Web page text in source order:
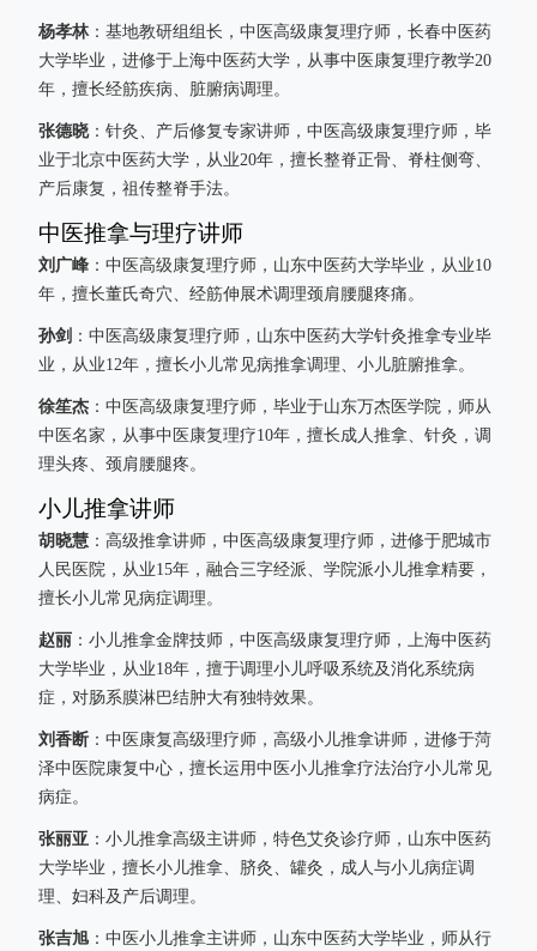
杨孝林：基地教研组组长，中医高级康复理疗师，长春中医药
大学毕业，进修于上海中医药大学，从事中医康复理疗教学20
年，擅长经筋疾病、脏腑病调理。
张德晓：针灸、产后修复专家讲师，中医高级康复理疗师，毕
业于北京中医药大学，从业20年，擅长整脊正骨、脊柱侧弯、
产后康复，祖传整脊手法。
中医推拿与理疗讲师
刘广峰 ：中医高级康复理疗师，山东中医药大学毕业，从业10
年，擅长董氏奇穴、经筋伸展术调理颈肩腰腿疼痛。
孙剑 ：中医高级康复理疗师，山东中医药大学针灸推拿专业毕
业，从业12年，擅长小儿常见病推拿调理、小儿脏腑推拿。
徐笙杰 ：中医高级康复理疗师，毕业于山东万杰医学院，师从
中医名家，从事中医康复理疗10年，擅长成人推拿、针灸，调
理头疼、颈肩腰腿疼。
小儿推拿讲师
胡晓慧 ：高级推拿讲师，中医高级康复理疗师，进修于肥城市
人民医院，从业15年，融合三字经派、学院派小儿推拿精要，
擅长小儿常见病症调理。
赵丽 ：小儿推拿金牌技师，中医高级康复理疗师，上海中医药
大学毕业，从业18年，擅于调理小儿呼吸系统及消化系统病
症，对肠系膜淋巴结肿大有独特效果。
刘香断 ：中医康复高级理疗师，高级小儿推拿讲师，进修于菏
泽中医院康复中心，擅长运用中医小儿推拿疗法治疗小儿常见
病症。
张丽亚 ：小儿推拿高级主讲师，特色艾灸诊疗师，山东中医药
大学毕业，擅长小儿推拿、脐灸、罐灸，成人与小儿病症调
理、妇科及产后调理。
张吉旭 ：中医小儿推拿主讲师，山东中医药大学毕业，师从行